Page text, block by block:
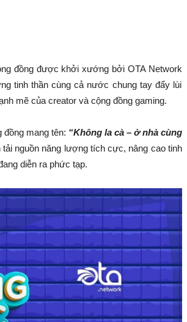
đồng được khởi xướng bởi OTA Network
tinh thần cùng cả nước chung tay đẩy lùi
mẽ của creator và cộng đồng gaming.
mang tên: “Không la cà – ở nhà cùng
nguồn năng lượng tích cực, nâng cao tinh
diễn ra phức tạp.